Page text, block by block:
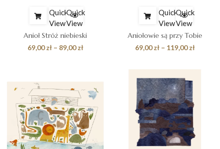
Quick
View
Quick
View
Anioł Stróż niebieski
69,00zł – 89,00złZakres
do
89,00 zł
Quick
View
Quick
View
Aniołowie są przy Tobie
69,00zł – 119,00złZakres
od